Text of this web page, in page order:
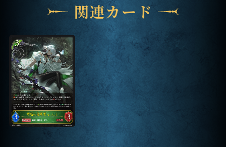
関連カード